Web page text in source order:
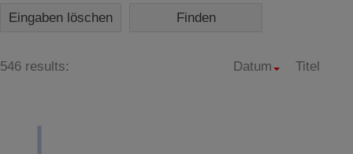
Eingaben löschen
546 results: Datum Titel